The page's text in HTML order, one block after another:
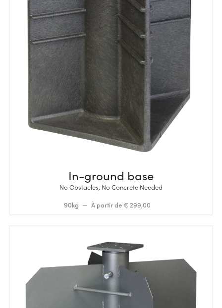
In-ground base
No Obstacles, No Concrete Needed
90kg À partir de € 299,00